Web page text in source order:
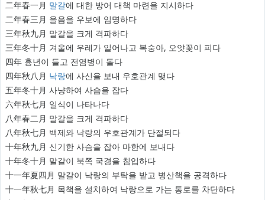
二年春一月 말갈에 대한 방어 대책 마련을 지시하다
二年春三月 을음을 우보에 임명하다
三年秋九月 말갈을 크게 격파하다
三年冬十月 겨울에 우레가 일어나고 복숭아, 오얏꽃이 피다
四年 흉년이 들고 전염병이 돌다
四年秋八月 낙랑에 사신을 보내 우호관계 맺다
五年冬十月 사냥하여 사슴을 잡다
六年秋七月 일식이 나타나다
八年春二月 말갈을 크게 격파하다
八年秋七月 백제와 낙랑의 우호관계가 단절되다
十年秋九月 신기한 사슴을 잡아 마한에 보내다
十年冬十月 말갈이 북쪽 국경을 침입하다
十一年夏四月 말갈이 낙랑의 부탁을 받고 병산책을 공격하다
十一年秋七月 목책을 설치하여 낙랑으로 가는 통로를 차단하다